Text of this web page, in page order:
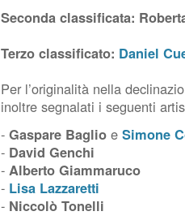
Seconda classificata:
Terzo classificato: Daniel
Per l’originalità nella
inoltre segnalati i seguenti
- Gaspare Baglio e Simone
- David Genchi
- Alberto Giammaruco
- Lisa Lazzaretti
- Niccolò Tonelli